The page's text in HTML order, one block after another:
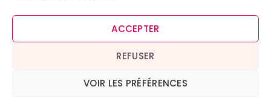
ACCEPTER
REFUSER
VOIR LES PRÉFÉRENCES
Mentions légales et conditions générales d’utilisation
Politique de cookies (UE)
Politique de confidentialité